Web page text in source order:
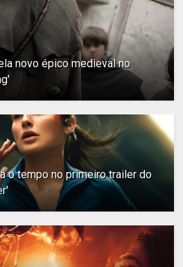
novo épico medieval no
o tempo no primeiro trailer do